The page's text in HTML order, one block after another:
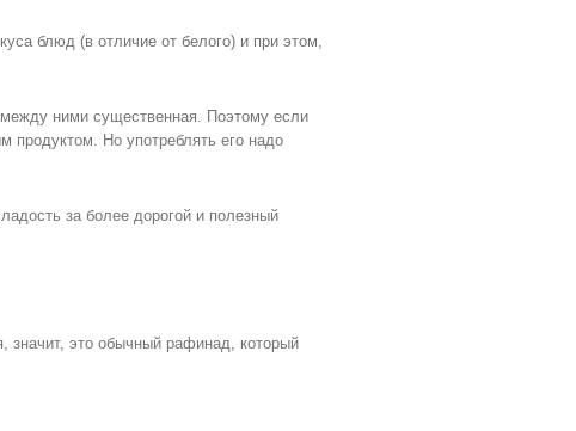
блюд (в отличие от белого) и при этом,
ними существенная. Поэтому если
продуктом. Но употреблять его надо
за более дорогой и полезный
значит, это обычный рафинад, который